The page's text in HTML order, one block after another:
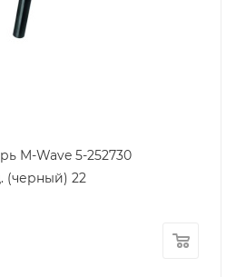
M-Wave 5-252730
(черный) 22